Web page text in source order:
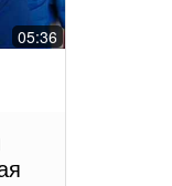
05:36